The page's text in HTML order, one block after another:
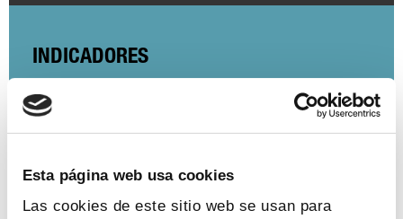
Esta página web usa cookies
Las cookies de este sitio web se usan para
INDICADORES
El valor estratégico de la industria
farmacéutica (2024)